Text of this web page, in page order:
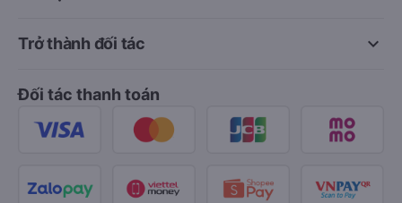
keyboard_arrow_down
Trở thành đối tác
Đối tác thanh toán